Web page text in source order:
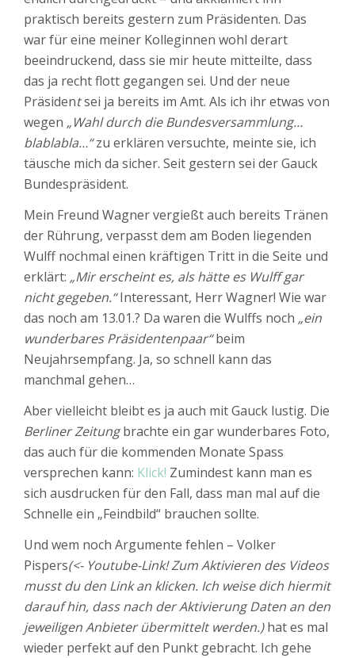
praktisch bereits gestern zum Präsidenten. Das
war für eine meiner Kolleginnen wohl derart
beeindruckend, dass sie mir heute mitteilte, dass
das ja recht flott gegangen sei. Und der neue
Präsidentsei ja bereits im Amt. Als ich ihr etwas von
wegen „Wahl durch die Bundesversammlung…
blablabla…“zu erklären versuchte, meinte sie, ich
täusche mich da sicher. Seit gestern sei der Gauck
Bundespräsident.
Mein Freund Wagner vergießt auch bereits Tränen
der Rührung, verpasst dem am Boden liegenden
Wulff nochmal einen kräftigen Tritt in die Seite und
erklärt: „Mir erscheint es, als hätte es Wulff gar
nicht gegeben.“Interessant, Herr Wagner! Wie war
das noch am 13.01.? Da waren die Wulffs noch „ein
wunderbares Präsidentenpaar“beim
Neujahrsempfang. Ja, so schnell kann das
manchmal gehen…
Aber vielleicht bleibt es ja auch mit Gauck lustig. Die
Berliner Zeitungbrachte ein gar wunderbares Foto,
das auch für die kommenden Monate Spass
versprechen kann: Klick! Zumindest kann man es
sich ausdrucken für den Fall, dass man mal auf die
Schnelle ein „Feindbild“ brauchen sollte.
Und wem noch Argumente fehlen – Volker
Pispers(<- Youtube-Link! Zum Aktivieren des Videos
musst du den Link an klicken. Ich weise dich hiermit
darauf hin, dass nach der Aktivierung Daten an den
jeweiligen Anbieter übermittelt werden.)hat es mal
wieder perfekt auf den Punkt gebracht. Ich gehe